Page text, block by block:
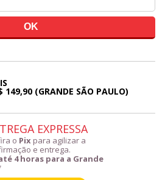
149,90 (GRANDE SÃO PAULO)
EXPRESSA
o Pix para agilizar a
e entrega.
4 horas para a Grande